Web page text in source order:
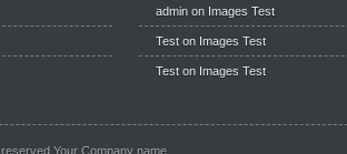
admin on Images Test
Test on Images Test
Test on Images Test
Your Company name